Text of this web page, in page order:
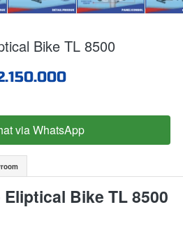
Bike TL 8500
via WhatsApp
Bike TL 8500